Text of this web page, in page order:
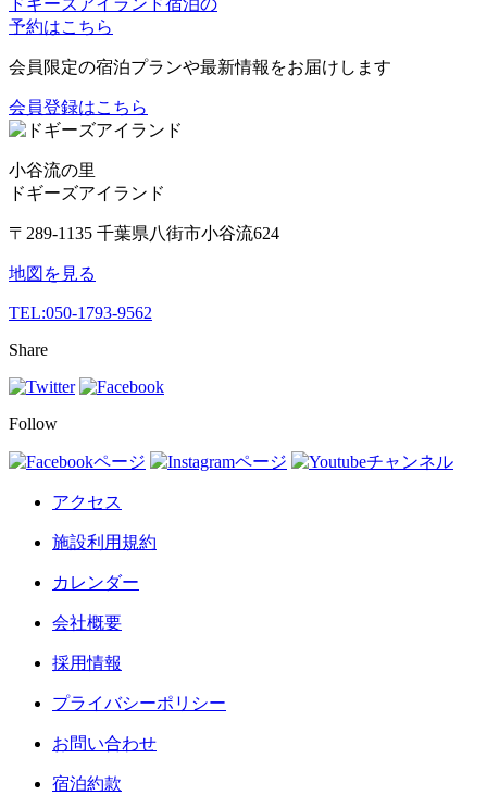
予約はこちら
会員限定の宿泊プランや最新情報をお届けします
会員登録はこちら
小谷流の里
ドギーズアイランド
〒289-1135 千葉県八街市小谷流624
地図を見る
TEL:050-1793-9562
Share
Follow
アクセス
施設利用規約
カレンダー
会社概要
採用情報
プライバシーポリシー
お問い合わせ
宿泊約款